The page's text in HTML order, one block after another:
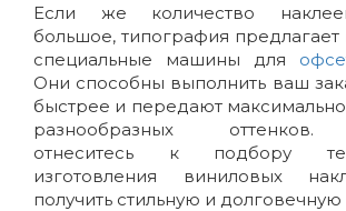
Если же количество
большое, типография предлагает
специальные машины для
Они способны выполнить ваш
быстрее и передают
разнообразных оттенков.
отнеситесь к подбору
изготовления виниловых
получить стильную и